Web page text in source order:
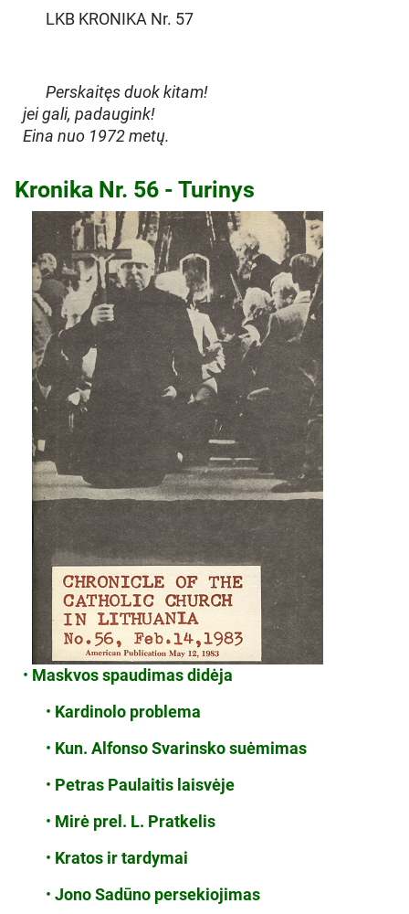
LKB KRONIKA Nr. 57
Perskaitęs duok kitam!
jei gali, padaugink!
Eina nuo 1972 metų.
Kronika Nr. 56 - Turinys
• Maskvos spaudimas didėja
• Kardinolo problema
• Kun. Alfonso Svarinsko suėmimas
• Petras Paulaitis laisvėje
• Mirė prel. L. Pratkelis
• Kratos ir tardymai
• Jono Sadūno persekiojimas